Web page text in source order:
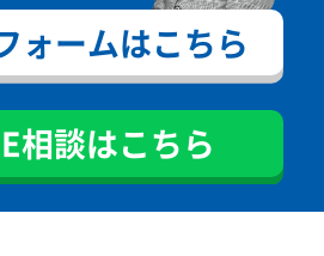
ォームはこちら
相談はこちら